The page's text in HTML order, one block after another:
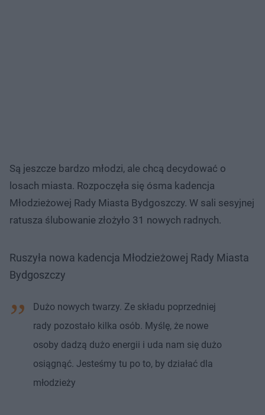
Są jeszcze bardzo młodzi, ale chcą decydować o
losach miasta. Rozpoczęła się ósma kadencja
Młodzieżowej Rady Miasta Bydgoszczy. W sali sesyjnej
ratusza ślubowanie złożyło 31 nowych radnych.
Ruszyła nowa kadencja Młodzieżowej Rady Miasta
Bydgoszczy
Dużo nowych twarzy. Ze składu poprzedniej
rady pozostało kilka osób. Myślę, że nowe
osoby dadzą dużo energii i uda nam się dużo
osiągnąć. Jesteśmy tu po to, by działać dla
młodzieży